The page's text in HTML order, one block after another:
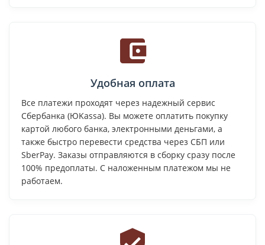
Удобная оплата
Все платежи проходят через надежный сервис
Сбербанка (ЮKassa). Вы можете оплатить покупку
картой любого банка, электронными деньгами, а
также быстро перевести средства через СБП или
SberPay. Заказы отправляются в сборку сразу после
100% предоплаты. С наложенным платежом мы не
работаем.